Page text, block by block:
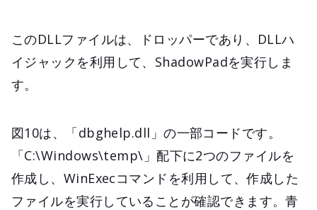
このDLLファイルは、ドロッパーであり、DLLハ
イジャックを利用して、ShadowPadを実行しま
す。
図10は、「dbghelp.dll」の一部コードです。
「C:\Windows\temp\」配下に2つのファイルを
作成し、WinExecコマンドを利用して、作成した
ファイルを実行していることが確認できます。青